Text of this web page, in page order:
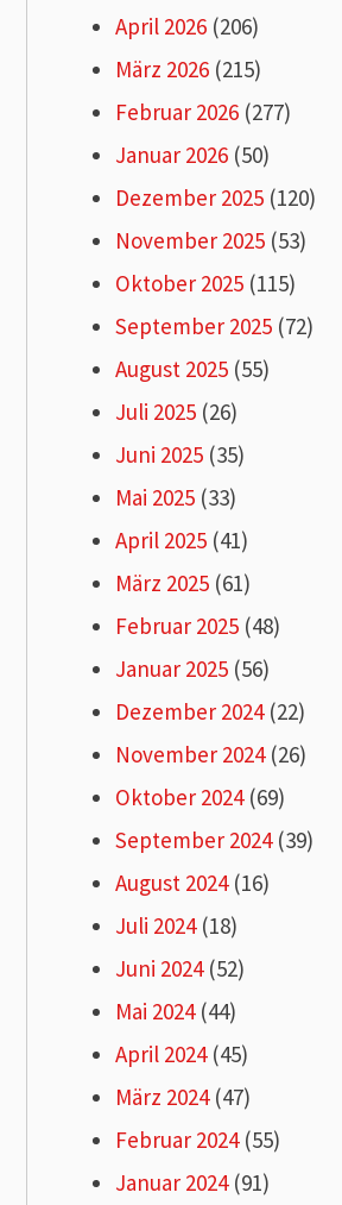
April 2026 (206)
März 2026 (215)
Februar 2026 (277)
Januar 2026 (50)
Dezember 2025 (120)
November 2025 (53)
Oktober 2025 (115)
September 2025 (72)
August 2025 (55)
Juli 2025 (26)
Juni 2025 (35)
Mai 2025 (33)
April 2025 (41)
März 2025 (61)
Februar 2025 (48)
Januar 2025 (56)
Dezember 2024(22)
November 2024(26)
Oktober 2024(69)
September 2024(39)
August 2024(16)
Juli 2024(18)
Juni 2024(52)
Mai 2024(44)
April 2024(45)
März 2024(47)
Februar 2024(55)
Januar 2024(91)